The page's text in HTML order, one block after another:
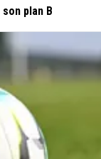
on-s-en-tape-de-
plan B